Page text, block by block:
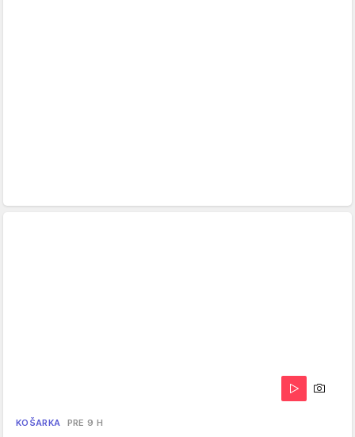
KOŠARKA PRE 9 H